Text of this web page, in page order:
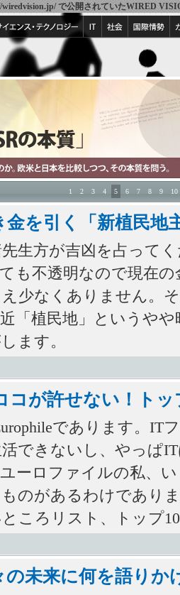
で公開されていたWIRED
1 2 3 4 5 6 7 8 9 10
金を引く「新植民地
生方が吉凶を占って
も不透明なので現在
少なくありません。
「植民地」というや
ます。
コが許せない！トッ
であります。IT
できないし、やっぱ
ーロファイルの私、
のがあるわけであり
ころリスト、トップ
の未来に何を語りか